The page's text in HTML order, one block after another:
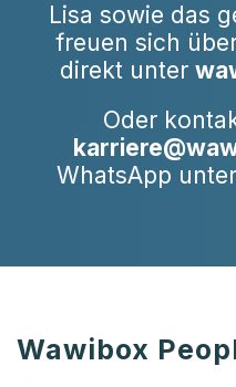
Lisa sowie das
freuen sich
direkt unter
Oder
WhatsApp unter
Wawibox